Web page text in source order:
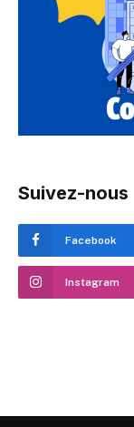
Suivez-nous
Facebook
Instagram